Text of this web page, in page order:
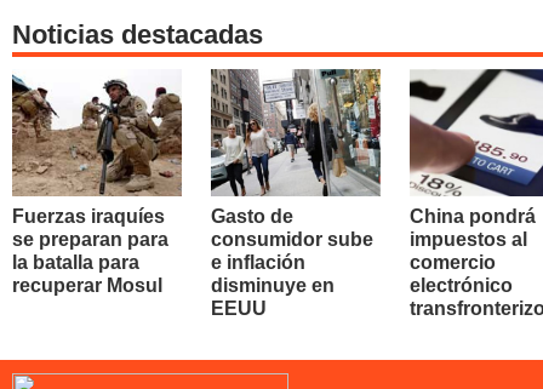
Noticias destacadas
Fuerzas iraquíes
se preparan para
la batalla para
recuperar Mosul
Gasto de
consumidor sube
e inflación
disminuye en
EEUU
China pondrá
impuestos al
comercio
electrónico